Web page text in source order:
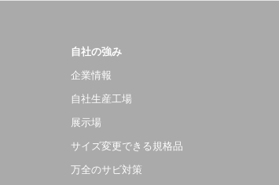
自社の強み
企業情報
自社生産工場
展示場
サイズ変更できる規格品
万全のサビ対策